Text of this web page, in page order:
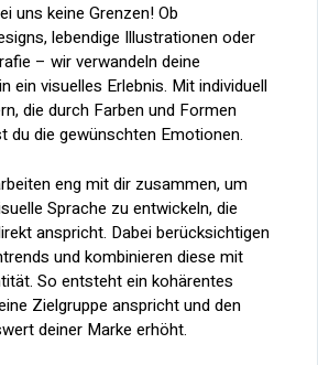
uns keine Grenzen! Ob
lebendige Illustrationen oder
– wir verwandeln deine
ein visuelles Erlebnis. Mit individuell
die durch Farben und Formen
du die gewünschten Emotionen.
eng mit dir zusammen, um
Sprache zu entwickeln, die
anspricht. Dabei berücksichtigen
und kombinieren diese mit
So entsteht ein kohärentes
Zielgruppe anspricht und den
deiner Marke erhöht.